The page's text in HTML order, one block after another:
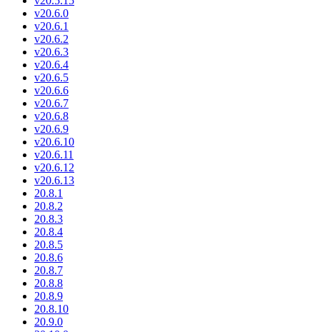
v20.6.0
v20.6.1
v20.6.2
v20.6.3
v20.6.4
v20.6.5
v20.6.6
v20.6.7
v20.6.8
v20.6.9
v20.6.10
v20.6.11
v20.6.12
v20.6.13
20.8.1
20.8.2
20.8.3
20.8.4
20.8.5
20.8.6
20.8.7
20.8.8
20.8.9
20.8.10
20.9.0